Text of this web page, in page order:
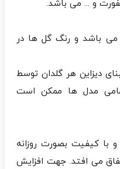
باشد و رنگ گل ها در
دیزاین هر گلدان توسط
مدل ها ممکن است
با کیفیت بصورت روزانه
می افتد. جهت افزایش